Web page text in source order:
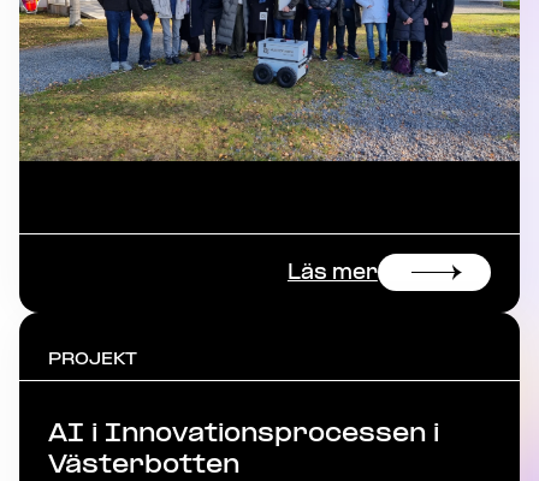
Läs mer
PROJEKT
AI i Innovationsprocessen i
Västerbotten